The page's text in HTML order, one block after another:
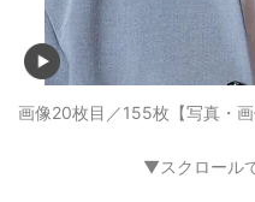
画像20枚目／155枚 【写真・
▼スクロール